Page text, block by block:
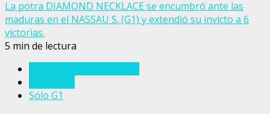
La potra DIAMOND NECKLACE se encumbró ante las
maduras en el NASSAU S. (G1) y extendió su invicto a 6
victorias.
5 min de lectura
Sólo G1